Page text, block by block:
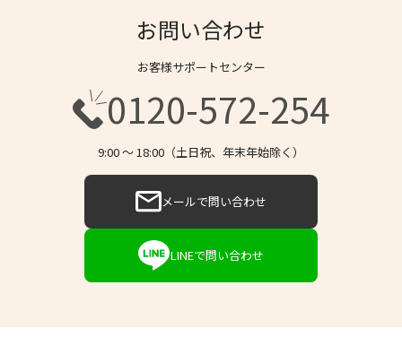
お問い合わせ
お客様サポートセンター
0120-572-254
9:00 〜 18:00（土日祝、年末年始除く）
メールで問い合わせ
LINEで問い合わせ